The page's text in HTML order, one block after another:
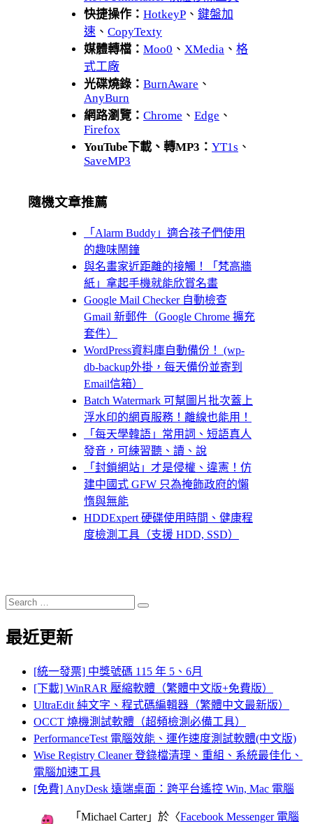
快捷操作： HotkeyP 、 鍵盤加
速 、 CopyTexty
媒體轉檔： Moo0 、 XMedia 、 格
式工廠
光碟燒錄： BurnAware 、
AnyBurn
網路瀏覽： Chrome 、 Edge 、
Firefox
YouTube下載、轉MP3： YT1s 、
SaveMP3
隨機文章推薦
「Alarm Buddy」適合孩子們使用
的趣味鬧鐘
與名畫家近距離的接觸！「梵高牆
紙」拿起手機就能欣賞名畫
Google Mail Checker 自動檢查
Gmail 新郵件（Google Chrome 擴充
套件）
WordPress資料庫自動備份！ (wp-
db-backup外掛，每天備份並寄到
Email信箱）
Batch Watermark 可幫圖片批次蓋上
浮水印的網頁服務！離線也能用！
「每天學韓語」常用詞、短語真人
發音，可練習聽、讀、說
「封鎖網站」才是侵權、違憲！仿
建中國式 GFW 只為掩飾政府的懶
惰與無能
HDDExpert 硬碟使用時間、健康程
度檢測工具（支援 HDD, SSD）
Search
for:
Search
最近更新
[統一發票] 中獎號碼 115 年 5、6月
[下載] WinRAR 壓縮軟體（繁體中文版+免費版）
UltraEdit 純文字、程式碼編輯器（繁體中文最新版）
OCCT 燒機測試軟體（超頻檢測必備工具）
PerformanceTest 電腦效能、運作速度測試軟體(中文版)
Wise Registry Cleaner 登錄檔清理、重組、系統最佳化、
電腦加速工具
[免費] AnyDesk 遠端桌面：跨平台遙控 Win, Mac 電腦
「 Michael Carter」於〈Facebook Messenger 電腦